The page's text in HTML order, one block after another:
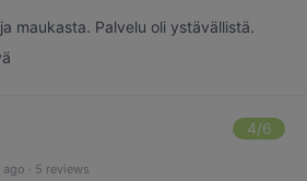
maukasta. Palvelu oli ystävällistä.
4/6
ago · 5 reviews